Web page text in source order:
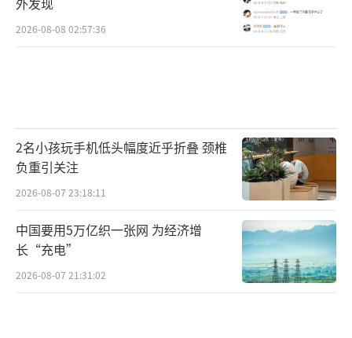
2026-08-08 02:57:36
2名小孩玩手机低头幅度近乎折叠 颈椎
负重引关注
2026-08-07 23:18:11
中国要用5万亿织一张网 为经济增
长“充电”
2026-08-07 21:31:02